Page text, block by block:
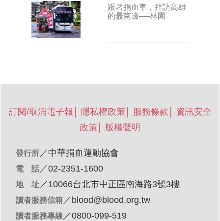
跟著捐血車，拜訪高雄
的最南邊──林園
訂閱/取消電子報 隱私權政策 服務條款
資訊安全
政策
版權聲明
發行所 ／ 中華捐血運動協會
電 話 ／02-2351-1600
地 址 ／10066台北市中正區南海路3號3樓
讀者服務信箱 ／ blood@blood.org.tw
讀者服務專線 ／0800-099-519